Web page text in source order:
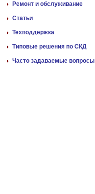
Ремонт и обслуживание
Статьи
Техподдержка
Типовые решения по СКД
Часто задаваемые вопросы